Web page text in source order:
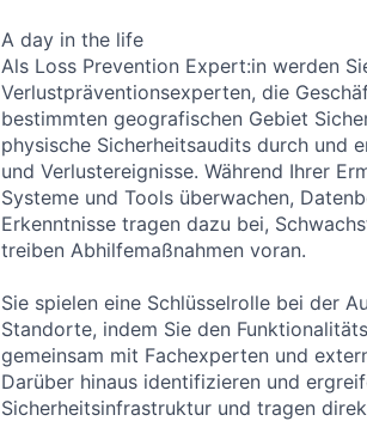
A day in the life
Als Loss Prevention Expert:in werden
Verlustpräventionsexperten, die
bestimmten geografischen Gebiet
physische Sicherheitsaudits durch und
und Verlustereignisse. Während Ihrer
Systeme und Tools überwachen,
Erkenntnisse tragen dazu bei,
treiben Abhilfemaßnahmen voran.
Sie spielen eine Schlüsselrolle bei der
Standorte, indem Sie den
gemeinsam mit Fachexperten und
Darüber hinaus identifizieren und
Sicherheitsinfrastruktur und tragen